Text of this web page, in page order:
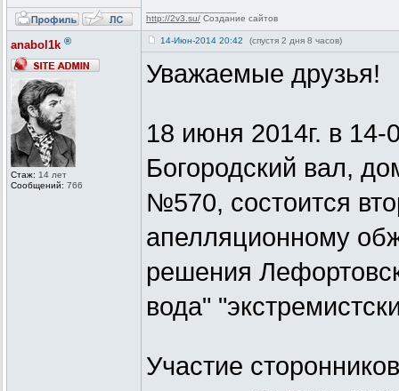
http://2v3.su/ Создание сайтов
anabol1k ®
Стаж: 14 лет
Сообщений: 766
14-Июн-2014 20:42 (спустя 2 дня 8 часов)
Уважаемые друзья!
18 июня 2014г. в 14-
Богородский вал,
№570, состоится
апелляционному
решения
вода"
Участие